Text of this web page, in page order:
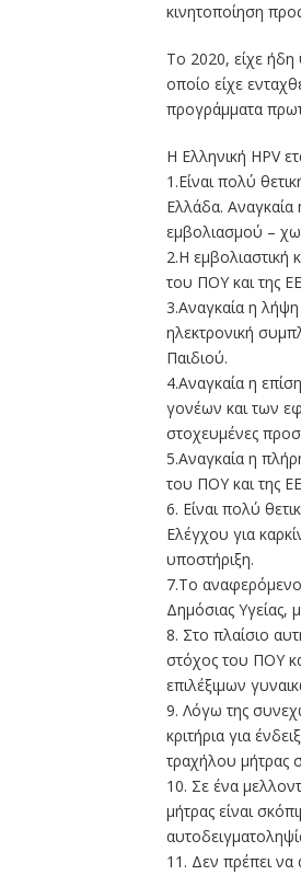
κινητοποίηση
Το 2020, είχε ήδη
οποίο είχε
προγράμματα
Η Ελληνική HPV
1.Είναι πολύ
Ελλάδα. Αναγκαία
εμβολιασμού –
2.Η εμβολιαστική
του ΠΟΥ και της
3.Αναγκαία η λήψη
ηλεκτρονική
Παιδιού.
4.Αναγκαία η
γονέων και των
στοχευμένες
5.Αναγκαία η
του ΠΟΥ και της
6. Είναι πολύ
Ελέγχου για
υποστήριξη.
7.Το
Δημόσιας Υγείας,
8. Στο πλαίσιο
στόχος του ΠΟΥ
επιλέξιμων
9. Λόγω της
κριτήρια για
τραχήλου μήτρας
10. Σε ένα
μήτρας είναι
11. Δεν πρέπει